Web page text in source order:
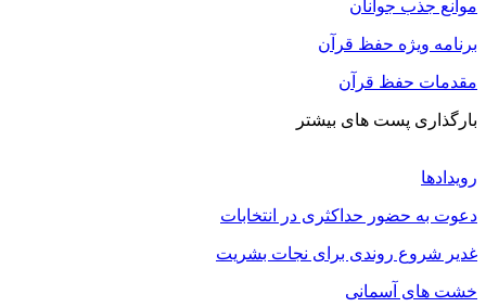
موانع جذب جوانان
برنامه ویژه حفظ قرآن
مقدمات حفظ قرآن
بارگذاری پست های بیشتر
رویدادها
دعوت به حضور حداکثری در انتخابات
غدیر شروع روندی برای نجات بشریت
خشت های آسمانی